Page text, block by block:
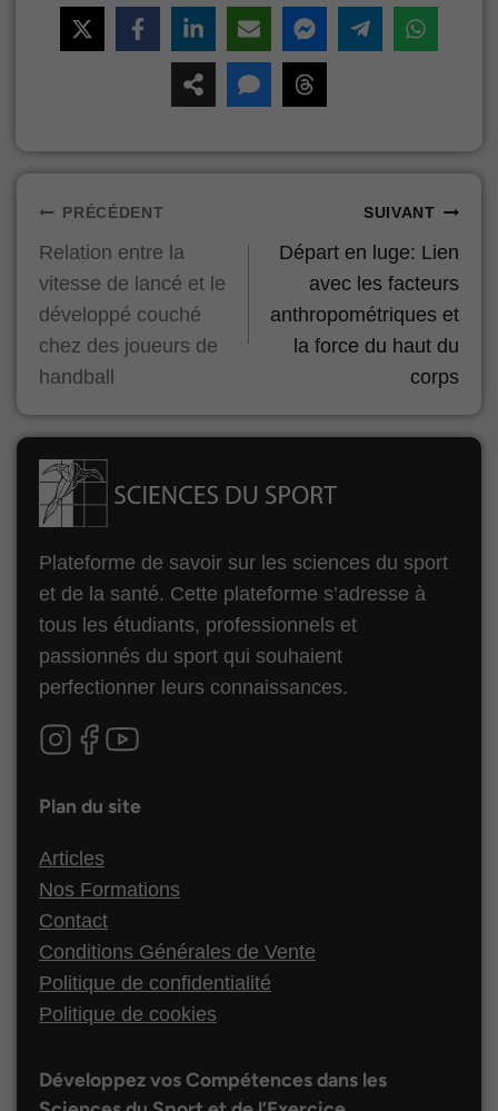
Navigation
de
l’article
PRÉCÉDENT
Relation entre la
vitesse de lancé et le
développé couché
chez des joueurs de
handball
SUIVANT
Départ en luge: Lien
avec les facteurs
anthropométriques et
la force du haut du
corps
Plateforme de savoir sur les sciences du sport
et de la santé. Cette plateforme s’adresse à
tous les étudiants, professionnels et
passionnés du sport qui souhaient
perfectionner leurs connaissances.
Plan du site
Articles
Nos Formations
Contact
Conditions Générales de Vente
Politique de confidentialité
Politique de cookies
Développez vos Compétences dans les